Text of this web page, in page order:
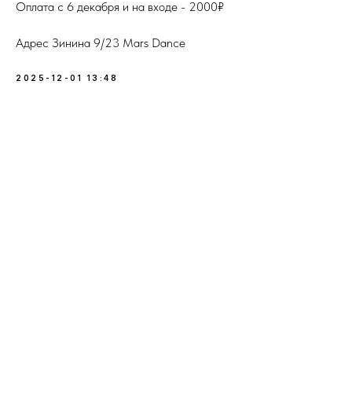
Оплата с 6 декабря и на входе - 2000₽
Адрес Зинина 9/23 Mars Dance
2025-12-01 13:48